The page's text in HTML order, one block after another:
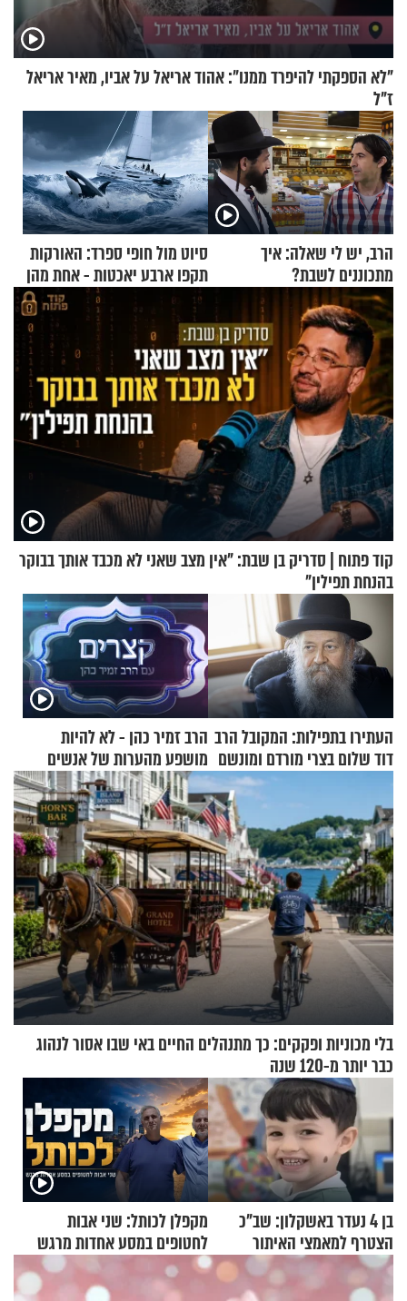
"לא הספקתי להיפרד ממנו": אהוד אריאל על אביו, מאיר אריאל
ז"ל
הרב, יש לי שאלה: איך
מתכוננים לשבת?
סיוט מול חופי ספרד: האורקות
תקפו ארבע יאכטות - אחת מהן
טבעה
קוד פתוח | סדריק בן שבת: "אין מצב שאני לא מכבד אותך בבוקר
בהנחת תפילין"
העתירו בתפילות: המקובל הרב
דוד שלום בצרי מורדם ומונשם
הרב זמיר כהן - לא להיות
מושפע מהערות של אנשים
בלי מכוניות ופקקים: כך מתנהלים החיים באי שבו אסור לנהוג
כבר יותר מ-120 שנה
בן 4 נעדר באשקלון: שב"כ
הצטרף למאמצי האיתור
מקפלן לכותל: שני אבות
לחטופים במסע אחדות מרגש